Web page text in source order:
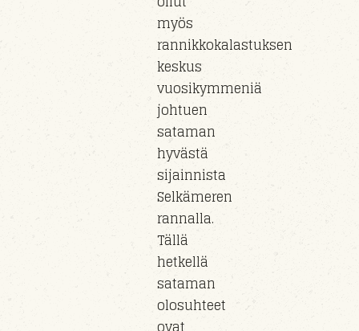
myös
rannikkokalastuksen
keskus
vuosikymmeniä
johtuen
sataman
hyvästä
sijainnista
Selkämeren
rannalla.
Tällä
hetkellä
sataman
olosuhteet